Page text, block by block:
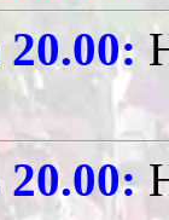
20.00: